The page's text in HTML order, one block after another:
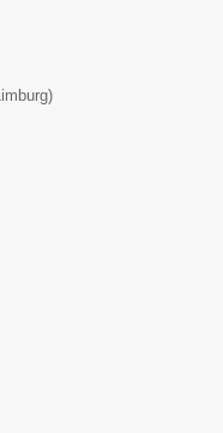
Limburg)